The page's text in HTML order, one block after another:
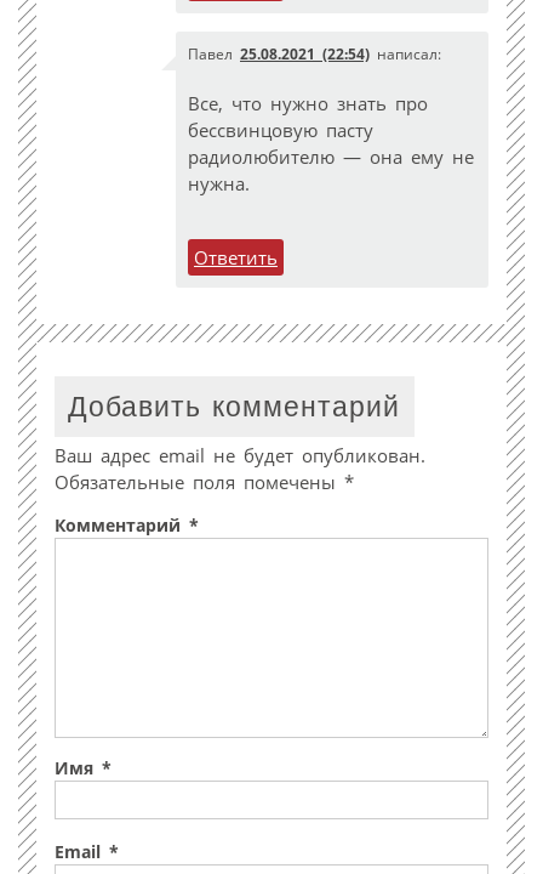
Павел 25.08.2021 (22:54) написал:
Все, что нужно знать про
бессвинцовую пасту
радиолюбителю — она ему не
нужна.
Ответить
Добавить комментарий
Ваш адрес email не будет опубликован.
Обязательные поля помечены *
Комментарий *
Имя *
Email *